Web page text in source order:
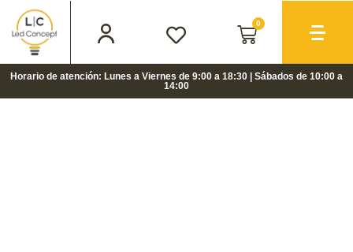
0
Horario de atención: Lunes a Viernes de 9:00 a 18:30 | Sábados de 10:00 a
14:00